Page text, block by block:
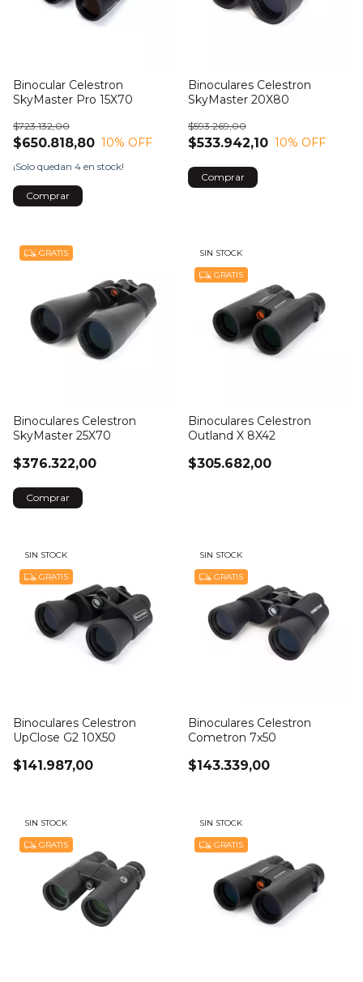
Binocular Celestron
SkyMaster Pro 15X70
$650.818,80
$723.132,00
10% OFF
¡Solo quedan 4 en stock!
Binoculares Celestron
SkyMaster 20X80
$533.942,10
$593.269,00
10% OFF
GRATIS
Binoculares Celestron
SkyMaster 25X70
$376.322,00
SIN STOCK
GRATIS
Binoculares Celestron
Outland X 8X42
$305.682,00
SIN STOCK
GRATIS
Binoculares Celestron
UpClose G2 10X50
$141.987,00
SIN STOCK
GRATIS
Binoculares Celestron
Cometron 7x50
$143.339,00
SIN STOCK
GRATIS
SIN STOCK
GRATIS